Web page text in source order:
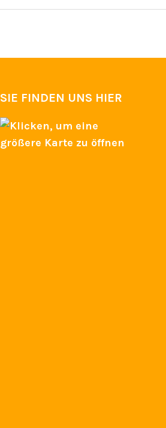
SIE FINDEN UNS HIER